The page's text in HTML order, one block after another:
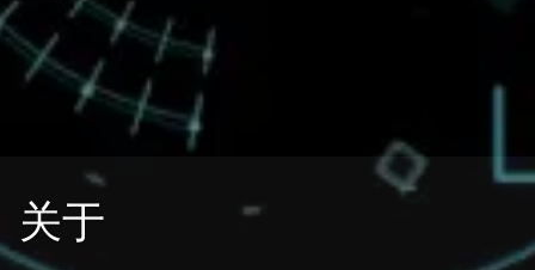
此构想始于 2018 年，目标是确保足够的亮度，同时提高
投影的灵活性，在市场上创造新的应用，并为社会做出贡
献，这也是日亚化学永恒的目标。 我们与英飞凌科技
（Infineon Technologies）共同开发了明亮且稳定的集
成型micro- LED、内置英飞凌的高性能ASIC，实现了单
颗点亮的的控制技术。期间克服诸多困难，于2023 年初
成功投入量产。
为了创造更美好、更光明的未来，让我们迈出先进且具有
创造性的一步。